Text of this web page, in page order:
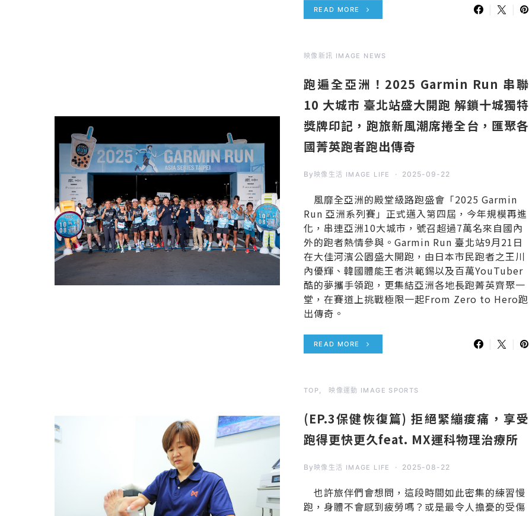
READ MORE
映像新訊 IMAGE NEWS
跑遍全亞洲！2025 Garmin Run 串聯
10 大城市 臺北站盛大開跑 解鎖十城獨特
獎牌印記，跑旅新風潮席捲全台，匯聚各
國菁英跑者跑出傳奇
By 映像生活 IMAGE LIFE 2025-09-22
風靡全亞洲的殿堂級路跑盛會「2025 Garmin
Run 亞洲系列賽」正式邁入第四屆，今年規模再進
化，串連亞洲10大城市，號召超過7萬名來自國內
外的跑者熱情參與。Garmin Run 臺北站9月21日
在大佳河濱公園盛大開跑，由日本市民跑者之王川
內優輝、韓國體能王者洪範錫以及百萬YouTuber
酷的夢攜手領跑，更集結亞洲各地長跑菁英齊聚一
堂，在賽道上挑戰極限一起From Zero to Hero跑
出傳奇。
READ MORE
TOP 映像運動 IMAGE SPORTS
(EP.3保健恢復篇) 拒絕緊繃痠痛，享受
跑得更快更久feat. MX運科物理治療所
By 映像生活 IMAGE LIFE 2025-08-22
也許旅伴們會想問，這段時間如此密集的練習慢
跑，身體不會感到疲勞嗎？或是最令人擔憂的受傷